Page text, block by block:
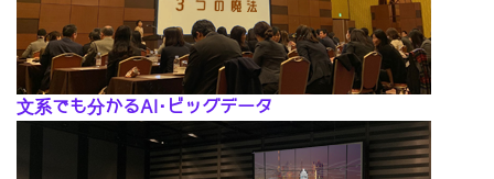
文系でも分かるAI･ビッグデータ